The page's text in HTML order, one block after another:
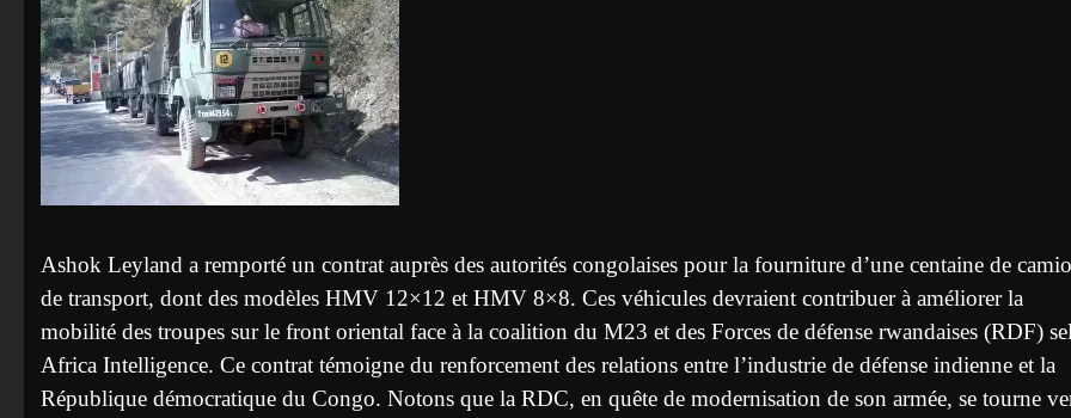
Ashok Leyland a remporté un contrat auprès des autorités congolaises pour la fourniture d’une centaine de
de transport, dont des modèles HMV 12×12 et HMV 8×8. Ces véhicules devraient contribuer à améliorer la
mobilité des troupes sur le front oriental face à la coalition du M23 et des Forces de défense rwandaises (RDF)
Africa Intelligence. Ce contrat témoigne du renforcement des relations entre l’industrie de défense indienne et la
République démocratique du Congo. Notons que la RDC, en quête de modernisation de son armée, se tourne